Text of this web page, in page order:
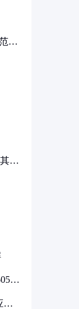
详
在
代
用